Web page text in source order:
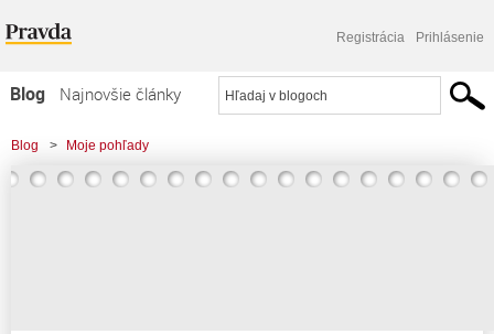
Registrácia Prihlásenie
Blog
Najnovšie články
Najčítanejšie články
Najkomentovanejšie články
Blog > Moje pohľady
> Čo spôsobil Drličkov výrok? Aká to paralela s atentátom na Fica!